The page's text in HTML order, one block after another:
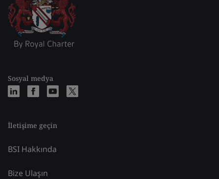
Sosyal medya
İletişime geçin
BSI Hakkında
Bize Ulaşın